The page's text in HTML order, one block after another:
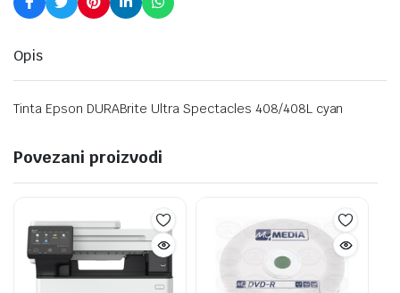
Opis
Tinta Epson DURABrite Ultra Spectacles 408/408L cyan
Povezani proizvodi